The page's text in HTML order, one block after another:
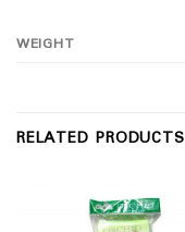
WEIGHT
RELATED PRODUCTS